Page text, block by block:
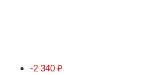
-2 340 ₽